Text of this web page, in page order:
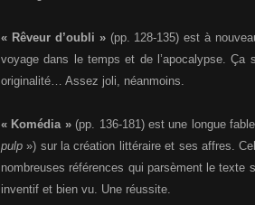
« Rêveur d’oubli »(pp. 128-135) est à
voyage dans le temps et de l’apocalypse.
originalité… Assez joli, néanmoins.
« Komédia »(pp. 136-181) est une longue
pulp ») sur la création littéraire et ses affres.
nombreuses références qui parsèment le
inventif et bien vu. Une réussite.